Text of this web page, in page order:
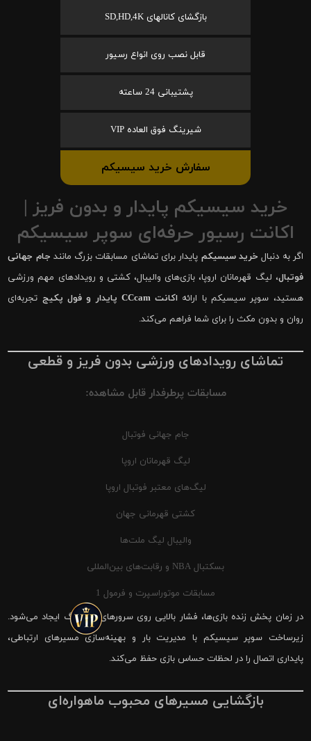
بازگشای کانالهای SD,HD,4K
قابل نصب روی انواع رسیور
پشتیبانی 24 ساعته
شیرینگ فوق العاده VIP
سفارش خرید سیسیکم
خرید سیسیکم پایدار و بدون فریز |
اکانت رسیور حرفه‌ای سوپر سیسیکم
اگر به دنبال خرید سیسیکم پایدار برای تماشای مسابقات بزرگ مانند جام جهانی
فوتبال، لیگ قهرمانان اروپا، بازی‌های والیبال، کشتی و رویدادهای مهم ورزشی
هستید، سوپر سیسیکم با ارائه اکانت CCcam پایدار و فول پکیج
تجربه‌ای
روان و بدون مکث را برای شما فراهم می‌کند.
تماشای رویدادهای ورزشی بدون فریز و قطعی
مسابقات پرطرفدار قابل مشاهده:
جام جهانی فوتبال
لیگ قهرمانان اروپا
لیگ‌های معتبر فوتبال اروپا
کشتی قهرمانی جهان
والیبال لیگ ملت‌ها
بسکتبال NBA و رقابت‌های بین‌المللی
مسابقات موتوراسپرت و فرمول 1
در زمان پخش زنده بازی‌ها، فشار بالایی روی سرورهای شیرینگ ایجاد می‌شود.
زیرساخت سوپر سیسیکم با مدیریت بار و بهینه‌سازی مسیرهای ارتباطی،
پایداری اتصال را در لحظات حساس بازی حفظ می‌کند.
بازگشایی مسیرهای محبوب ماهواره‌ای